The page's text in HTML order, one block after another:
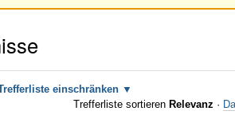
einschränken
Trefferliste sortieren Relevanz ·